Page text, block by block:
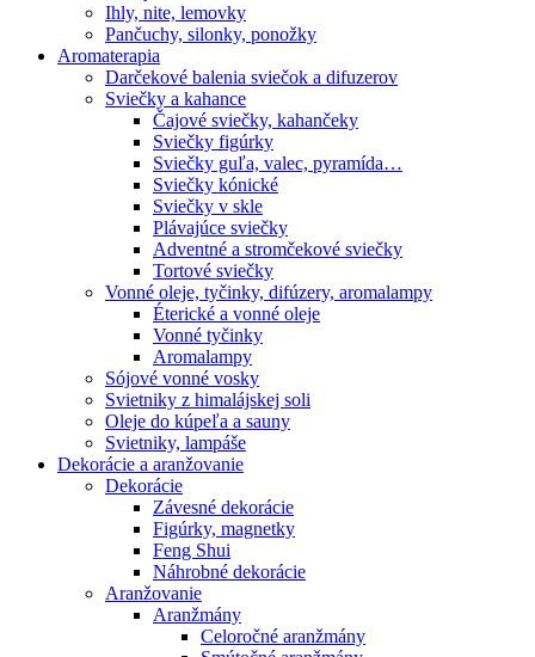
Ihly, nite, lemovky
Pančuchy, silonky, ponožky
Aromaterapia
Darčekové balenia sviečok a difuzerov
Sviečky a kahance
Čajové sviečky, kahančeky
Sviečky figúrky
Sviečky guľa, valec, pyramída…
Sviečky kónické
Sviečky v skle
Plávajúce sviečky
Adventné a stromčekové sviečky
Tortové sviečky
Vonné oleje, tyčinky, difúzery, aromalampy
Éterické a vonné oleje
Vonné tyčinky
Aromalampy
Sójové vonné vosky
Svietniky z himalájskej soli
Oleje do kúpeľa a sauny
Svietniky, lampáše
Dekorácie a aranžovanie
Dekorácie
Závesné dekorácie
Figúrky, magnetky
Feng Shui
Náhrobné dekorácie
Aranžovanie
Aranžmány
Celoročné aranžmány